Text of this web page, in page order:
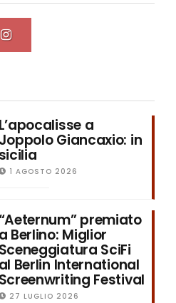
L’apocalisse a
Joppolo Giancaxio: in
sicilia
1 AGOSTO 2026
premiato
a Berlino: Miglior
Sceneggiatura SciFi
al Berlin International
Screenwriting Festival
27 LUGLIO 2026